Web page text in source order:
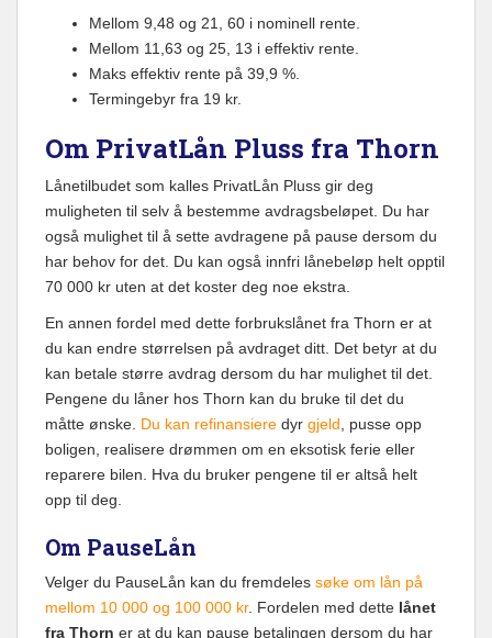
Mellom 9,48 og 21, 60 i nominell rente.
Mellom 11,63 og 25, 13 i effektiv rente.
Maks effektiv rente på 39,9 %.
Termingebyr fra 19 kr.
Om PrivatLån Pluss fra Thorn
Lånetilbudet som kalles PrivatLån Pluss gir deg
muligheten til selv å bestemme avdragsbeløpet. Du har
også mulighet til å sette avdragene på pause dersom du
har behov for det. Du kan også innfri lånebeløp helt opptil
70 000 kr uten at det koster deg noe ekstra.
En annen fordel med dette forbrukslånet fra Thorn er at
du kan endre størrelsen på avdraget ditt. Det betyr at du
kan betale større avdrag dersom du har mulighet til det.
Pengene du låner hos Thorn kan du bruke til det du
måtte ønske. Du kan refinansiere dyr gjeld , pusse opp
boligen, realisere drømmen om en eksotisk ferie eller
reparere bilen. Hva du bruker pengene til er altså helt
opp til deg.
Om PauseLån
Velger du PauseLån kan du fremdeles søke om lån på
mellom 10 000 og 100 000 kr. Fordelen med dette lånet
fra Thorn er at du kan pause betalingen dersom du har